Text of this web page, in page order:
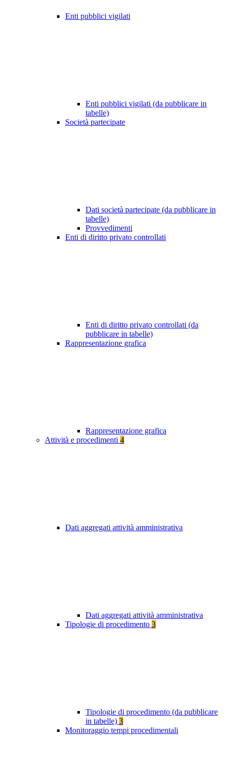
Enti pubblici vigilati
Enti pubblici vigilati (da pubblicare in
tabelle)
Società partecipate
Dati società partecipate (da pubblicare in
tabelle)
Provvedimenti
Enti di diritto privato controllati
Enti di diritto privato controllati (da
pubblicare in tabelle)
Rappresentazione grafica
Rappresentazione grafica
Attività e procedimenti 4
Dati aggregati attività amministrativa
Dati aggregati attività amministrativa
Tipologie di procedimento 3
Tipologie di procedimento (da pubblicare
in tabelle) 3
Monitoraggio tempi procedimentali